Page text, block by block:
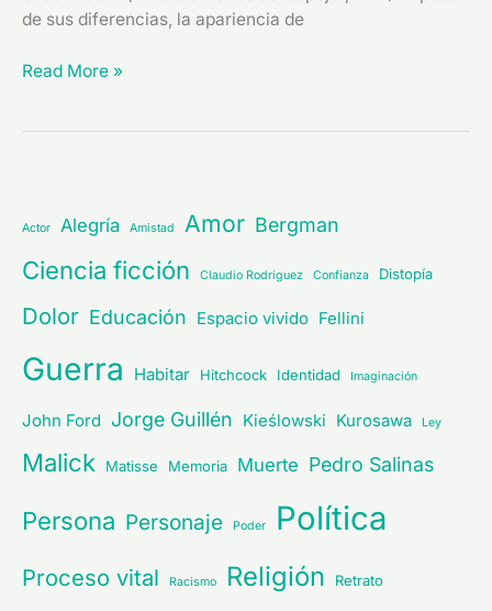
de sus diferencias, la apariencia de
Read More »
Actor Alegría Amistad Amor Bergman
Ciencia ficción Claudio Rodríguez Confianza Distopía
Dolor Educación Espacio vivido Fellini
Guerra Habitar Hitchcock Identidad Imaginación
John Ford Jorge Guillén Kieślowski Kurosawa Ley
Malick Matisse Memoria Muerte Pedro Salinas
Persona Personaje Poder Política
Proceso vital Racismo Religión Retrato